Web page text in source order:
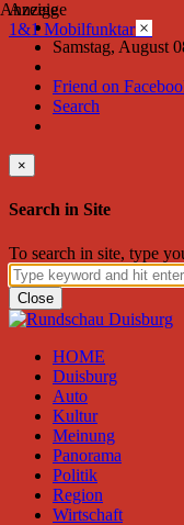
Samstag, August
Friend on
Search
×
Search in Site
To search in site, type
Close
HOME
Duisburg
Auto
Kultur
Meinung
Panorama
Politik
Region
Wirtschaft
Anzeige
×
1&1 Mobilfunktarife
Anzeige